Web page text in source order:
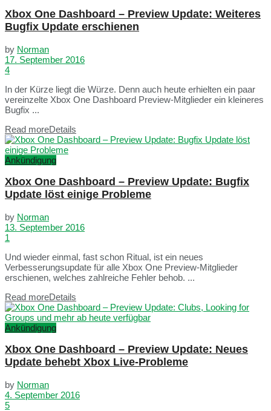
Xbox One Dashboard – Preview Update: Weiteres
Bugfix Update erschienen
by Norman
17. September 2016
4
In der Kürze liegt die Würze. Denn auch heute erhielten ein paar
vereinzelte Xbox One Dashboard Preview-Mitglieder ein kleineres
Bugfix ...
Read moreDetails
Ankündigung
Xbox One Dashboard – Preview Update: Bugfix
Update löst einige Probleme
by Norman
13. September 2016
1
Und wieder einmal, fast schon Ritual, ist ein neues
Verbesserungsupdate für alle Xbox One Preview-Mitglieder
erschienen, welches zahlreiche Fehler behob. ...
Read moreDetails
Ankündigung
Xbox One Dashboard – Preview Update: Neues
Update behebt Xbox Live-Probleme
by Norman
4. September 2016
5